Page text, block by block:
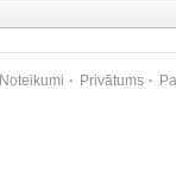
Noteikumi Privātums